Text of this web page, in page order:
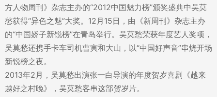
方人物周刊》杂志主办的“2012中国魅力榜”颁奖盛典中吴莫
愁获得“异色之魅”大奖。12月15日，由《新周刊》杂志主办
的“中国娇子新锐榜”在青岛举行。吴莫愁荣获年度艺人奖项，
吴莫愁还携手卡车司机曹寅和大山，以“中国好声音”串烧开场
新锐榜之夜。
2013年2月，吴莫愁出演张一白导演的年度贺岁喜剧《越来
越好之村晚》，吴莫愁客串这部贺岁片。